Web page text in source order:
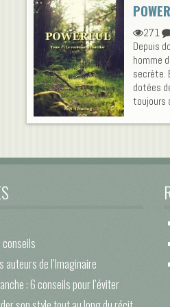
271
Depuis
homme
secrète.
dotées
toujours
conseils
auteurs de l’Imaginaire
: 6 conseils pour l’éviter